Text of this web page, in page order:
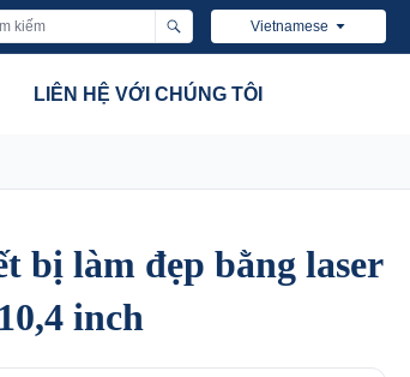
Vietnamese
LIÊN HỆ VỚI CHÚNG TÔI
bị làm đẹp bằng laser
inch
bị làm đẹp bằng laser
inch